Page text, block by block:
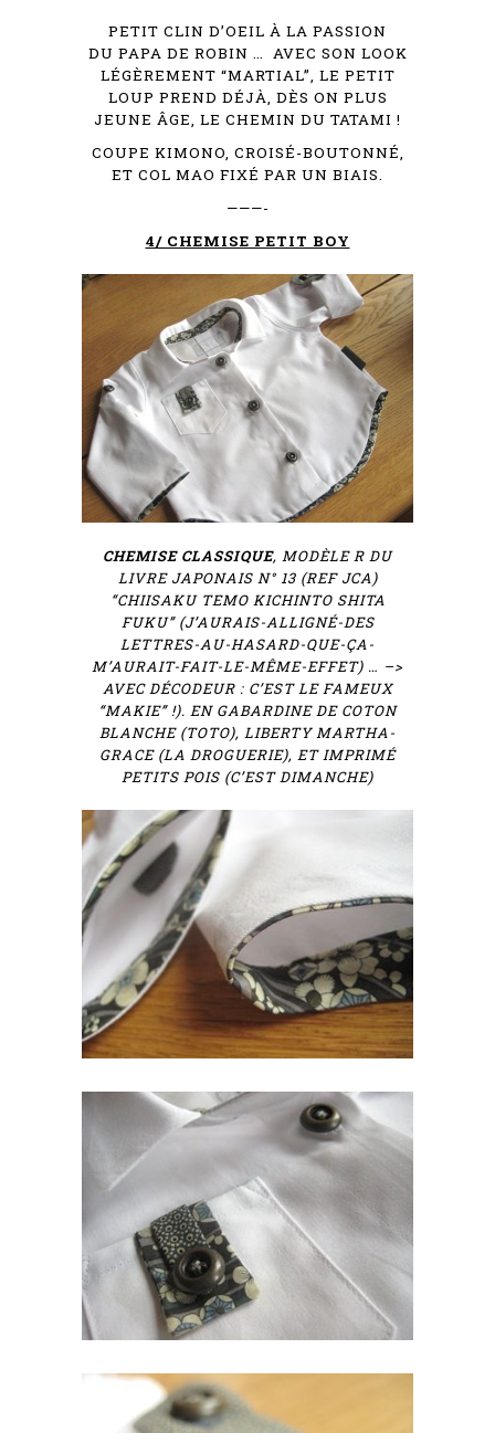
PETIT CLIN D’OEIL À LA PASSION
DU PAPA DE ROBIN … AVEC SON LOOK
LÉGÈREMENT “MARTIAL”, LE PETIT
LOUP PREND DÉJÀ, DÈS ON PLUS
JEUNE ÂGE, LE CHEMIN DU TATAMI !
COUPE KIMONO, CROISÉ-BOUTONNÉ,
ET COL MAO FIXÉ PAR UN BIAIS.
———-
4/ CHEMISE PETIT BOY
CHEMISE CLASSIQUE, MODÈLE R DU
LIVRE JAPONAIS N° 13 (REF JCA)
“CHIISAKU TEMO KICHINTO SHITA
FUKU” (J’AURAIS-ALLIGNÉ-DES
LETTRES-AU-HASARD-QUE-ÇA-
M’AURAIT-FAIT-LE-MÊME-EFFET) … –>
AVEC DÉCODEUR : C’EST LE FAMEUX
“MAKIE” !). EN GABARDINE DE COTON
BLANCHE (TOTO), LIBERTY MARTHA-
GRACE (LA DROGUERIE), ET IMPRIMÉ
PETITS POIS (C’EST DIMANCHE)